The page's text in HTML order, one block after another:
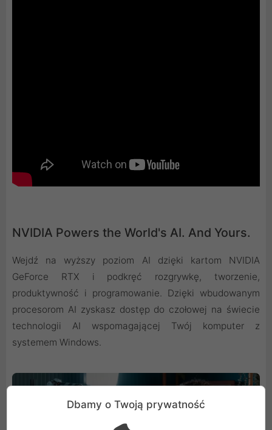
NVIDIA Powers the World's AI. And Yours.
Wejdź na wyższy poziom AI dzięki kartom NVIDIA
GeForce RTX i podkręć rozgrywkę, tworzenie,
produktywność i programowanie. Dzięki wbudowanym
procesorom AI zyskasz dostęp do czołowej na świecie
technologii AI wspomagającej Twój komputer z
systemem Windows.
Dbamy o Twoją prywatność